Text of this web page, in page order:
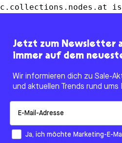
c.collections.nodes.at
Jetzt zum Newsletter
immer auf dem
Wir informieren dich zu Sale-
und aktuellen Trends rund ums
How would you like to hear from
Ja, ich möchte Marketing-E-